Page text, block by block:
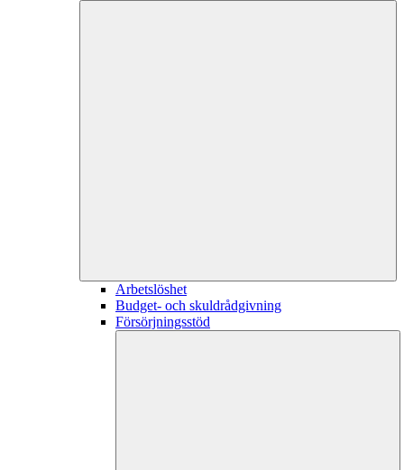
Arbetslöshet
Budget- och skuldrådgivning
Försörjningsstöd